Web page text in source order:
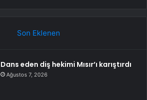
Son Eklenen
Dans eden diş hekimi Mısır’ı karıştırdı
Ağustos 7, 2026